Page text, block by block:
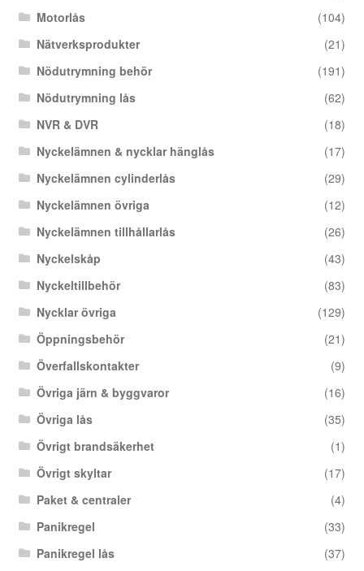
Motorlås
(104)
Nätverksprodukter
(21)
Nödutrymning behör
(191)
Nödutrymning lås
(62)
NVR & DVR
(18)
Nyckelämnen & nycklar hänglås
(17)
Nyckelämnen cylinderlås
(29)
Nyckelämnen övriga
(12)
Nyckelämnen tillhållarlås
(26)
Nyckelskåp
(43)
Nyckeltillbehör
(83)
Nycklar övriga
(129)
Öppningsbehör
(21)
Överfallskontakter
(9)
Övriga järn & byggvaror
(16)
Övriga lås
(35)
Övrigt brandsäkerhet
(1)
Övrigt skyltar
(17)
Paket & centraler
(4)
Panikregel
(33)
Panikregel lås
(37)